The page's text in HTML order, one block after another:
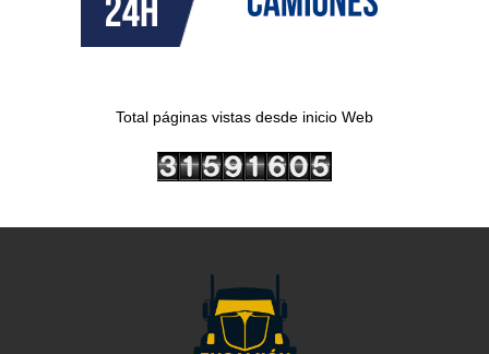
Total páginas vistas desde inicio Web